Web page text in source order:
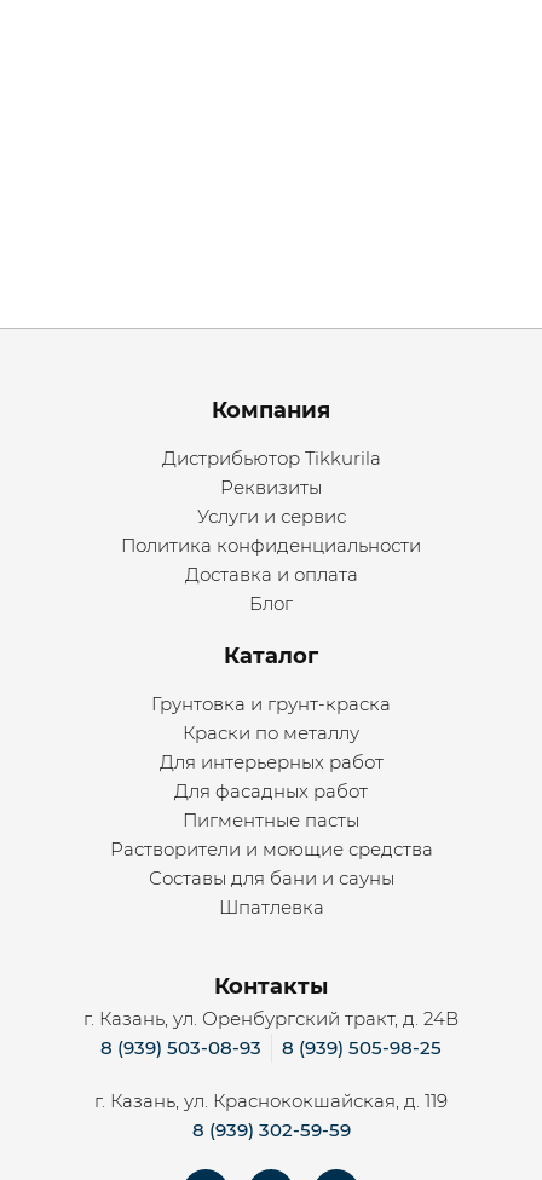
Menu footer
Компания
Дистрибьютор Tikkurila
Реквизиты
Услуги и сервис
Политика конфиденциальности
Доставка и оплата
Блог
Каталог
Грунтовка и грунт-краска
Краски по металлу
Для интерьерных работ
Для фасадных работ
Пигментные пасты
Растворители и моющие средства
Составы для бани и сауны
Шпатлевка
Контакты
г. Казань, ул. Оренбургский тракт, д. 24В
8 (939) 503-08-93
8 (939) 505-98-25
г. Казань, ул. Краснококшайская, д. 119
8 (939) 302-59-59